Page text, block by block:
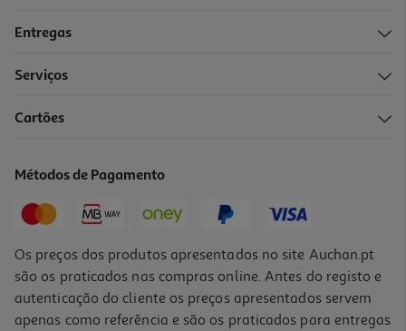
Entregas
Serviços
Cartões
Métodos de Pagamento
Os preços dos produtos apresentados no site Auchan.pt
são os praticados nas compras online. Antes do registo e
autenticação do cliente os preços apresentados servem
apenas como referência e são os praticados para entregas